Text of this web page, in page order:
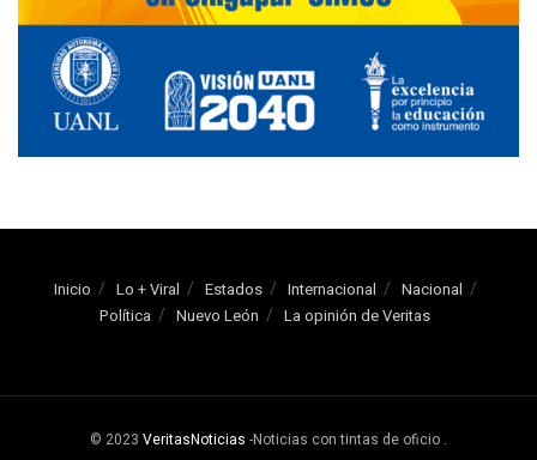
Inicio Lo + Viral Estados Internacional
Nacional
Política
Nuevo León La opinión de Veritas
© 2023 VeritasNoticias -Noticias con tintas de oficio .